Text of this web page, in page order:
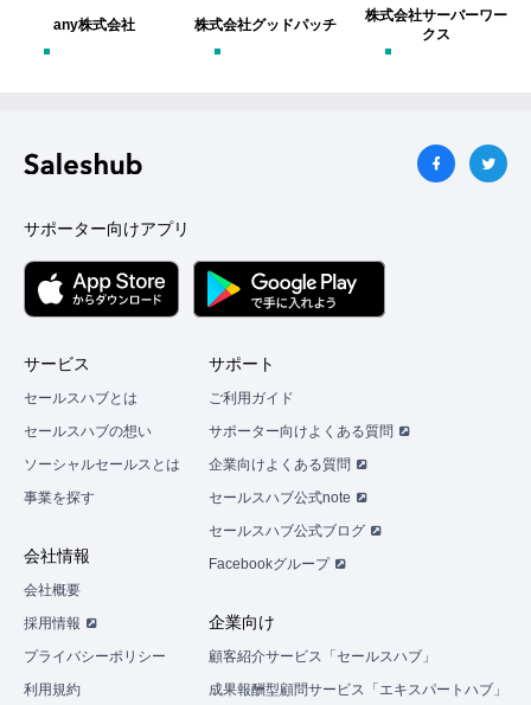
any株式会社 株式会社グッドパッチ
株式会社サーバーワー
クス
サポーター向けアプリ
サービス
セールスハブとは
セールスハブの想い
ソーシャルセールスとは
事業を探す
会社情報
会社概要
採用情報
プライバシーポリシー
利用規約
サポート
ご利用ガイド
サポーター向けよくある質問
企業向けよくある質問
セールスハブ公式note
セールスハブ公式ブログ
Facebookグループ
企業向け
顧客紹介サービス「セールスハブ」
成果報酬型顧問サービス「エキスパートハブ」